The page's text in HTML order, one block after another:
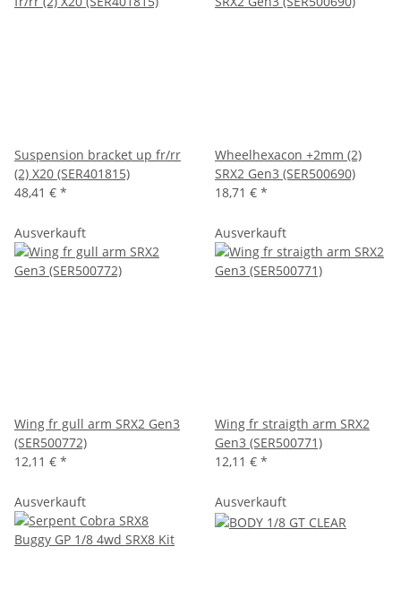
Suspension bracket up fr/rr
(2) X20 (SER401815)
48,41 € *
Wheelhexacon +2mm (2)
SRX2 Gen3 (SER500690)
18,71 € *
Ausverkauft
Wing fr gull arm SRX2 Gen3
(SER500772)
12,11 € *
Ausverkauft
Wing fr straigth arm SRX2
Gen3 (SER500771)
12,11 € *
Ausverkauft Ausverkauft